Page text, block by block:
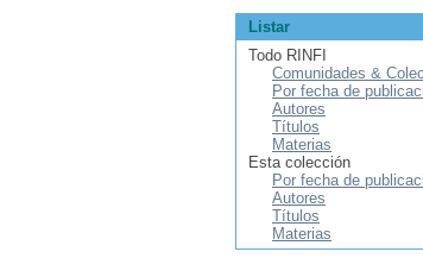
Listar
Todo RINFI
Comunidades &
Por fecha de
Autores
Títulos
Materias
Esta colección
Por fecha de
Autores
Títulos
Materias